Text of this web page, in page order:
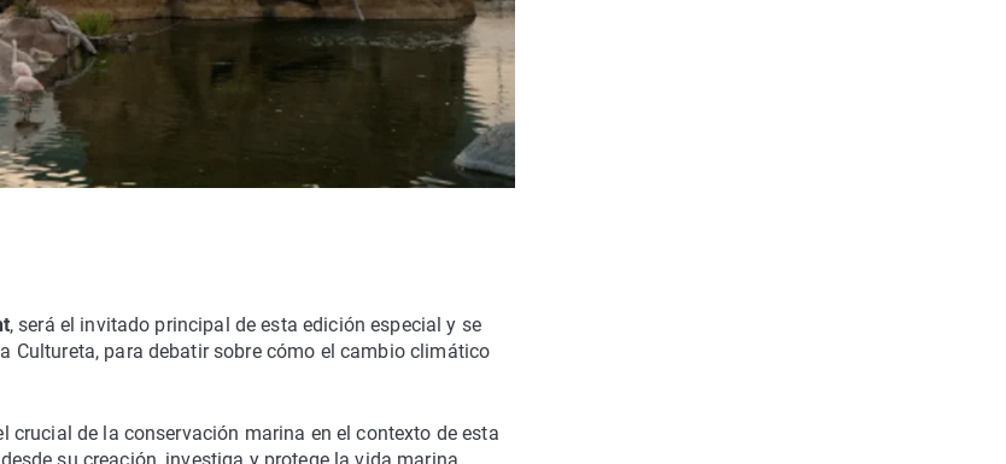
, será el invitado principal de esta edición especial y se
Cultureta, para debatir sobre cómo el cambio climático
crucial de la conservación marina en el contexto de esta